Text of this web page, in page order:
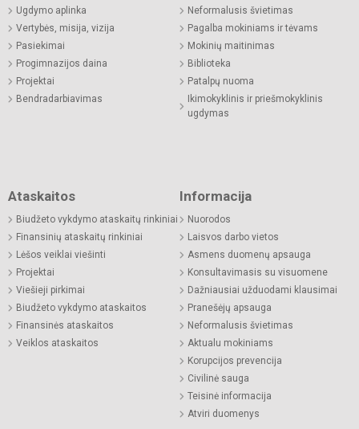
Ugdymo aplinka
Vertybės, misija, vizija
Pasiekimai
Progimnazijos daina
Projektai
Bendradarbiavimas
Neformalusis švietimas
Pagalba mokiniams ir tėvams
Mokinių maitinimas
Biblioteka
Patalpų nuoma
Ikimokyklinis ir priešmokyklinis
ugdymas
Ataskaitos
Biudžeto vykdymo ataskaitų rinkiniai
Finansinių ataskaitų rinkiniai
Lėšos veiklai viešinti
Projektai
Viešieji pirkimai
Biudžeto vykdymo ataskaitos
Finansinės ataskaitos
Veiklos ataskaitos
Informacija
Nuorodos
Laisvos darbo vietos
Asmens duomenų apsauga
Konsultavimasis su visuomene
Dažniausiai užduodami klausimai
Pranešėjų apsauga
Neformalusis švietimas
Aktualu mokiniams
Korupcijos prevencija
Civilinė sauga
Teisinė informacija
Atviri duomenys